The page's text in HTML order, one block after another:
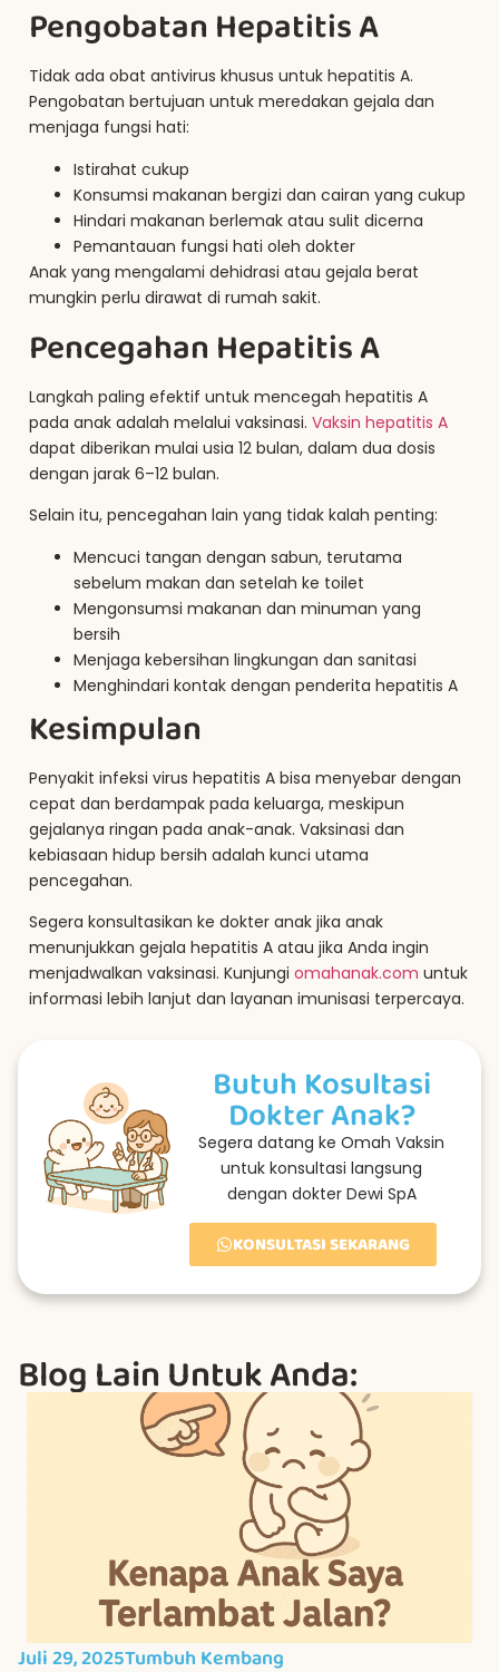
Pengobatan Hepatitis A
Tidak ada obat antivirus khusus untuk hepatitis A.
Pengobatan bertujuan untuk meredakan gejala dan
menjaga fungsi hati:
Istirahat cukup
Konsumsi makanan bergizi dan cairan yang cukup
Hindari makanan berlemak atau sulit dicerna
Pemantauan fungsi hati oleh dokter
Anak yang mengalami dehidrasi atau gejala berat
mungkin perlu dirawat di rumah sakit.
Pencegahan Hepatitis A
Langkah paling efektif untuk mencegah hepatitis A
pada anak adalah melalui vaksinasi. Vaksin hepatitis A
dapat diberikan mulai usia 12 bulan, dalam dua dosis
dengan jarak 6–12 bulan.
Selain itu, pencegahan lain yang tidak kalah penting:
Mencuci tangan dengan sabun, terutama
sebelum makan dan setelah ke toilet
Mengonsumsi makanan dan minuman yang
bersih
Menjaga kebersihan lingkungan dan sanitasi
Menghindari kontak dengan penderita hepatitis A
Kesimpulan
Penyakit infeksi virus hepatitis A bisa menyebar dengan
cepat dan berdampak pada keluarga, meskipun
gejalanya ringan pada anak-anak. Vaksinasi dan
kebiasaan hidup bersih adalah kunci utama
pencegahan.
Segera konsultasikan ke dokter anak jika anak
menunjukkan gejala hepatitis A atau jika Anda ingin
menjadwalkan vaksinasi. Kunjungi omahanak.com untuk
informasi lebih lanjut dan layanan imunisasi terpercaya.
Butuh Kosultasi
Dokter Anak?
Segera datang ke Omah Vaksin
untuk konsultasi langsung
dengan dokter Dewi SpA
KONSULTASI SEKARANG
Blog Lain Untuk Anda:
Juli 29, 2025Tumbuh Kembang